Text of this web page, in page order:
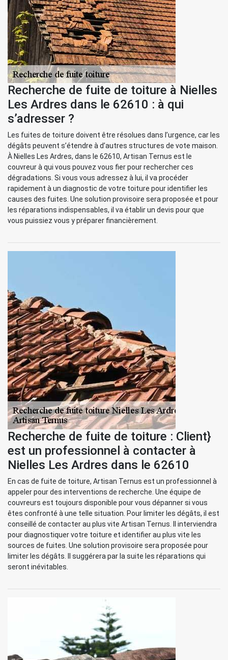
Recherche de fuite de toiture à Nielles
Les Ardres dans le 62610 : à qui
s’adresser ?
Les fuites de toiture doivent être résolues dans l’urgence, car les
dégâts peuvent s’étendre à d’autres structures de vote maison.
À Nielles Les Ardres, dans le 62610, Artisan Ternus est le
couvreur à qui vous pouvez vous fier pour rechercher ces
dégradations. Si vous vous adressez à lui, il va procéder
rapidement à un diagnostic de votre toiture pour identifier les
causes des fuites. Une solution provisoire sera proposée et pour
les réparations indispensables, il va établir un devis pour que
vous puissiez vous y préparer financièrement.
Recherche de fuite de toiture : Client}
est un professionnel à contacter à
Nielles Les Ardres dans le 62610
En cas de fuite de toiture, Artisan Ternus est un professionnel à
appeler pour des interventions de recherche. Une équipe de
couvreurs est toujours disponible pour vous dépanner si vous
êtes confronté à une telle situation. Pour limiter les dégâts, il est
conseillé de contacter au plus vite Artisan Ternus. Il interviendra
pour diagnostiquer votre toiture et identifier au plus vite les
sources de fuites. Une solution provisoire sera proposée pour
limiter les dégâts. Il suggérera par la suite les réparations qui
seront inévitables.